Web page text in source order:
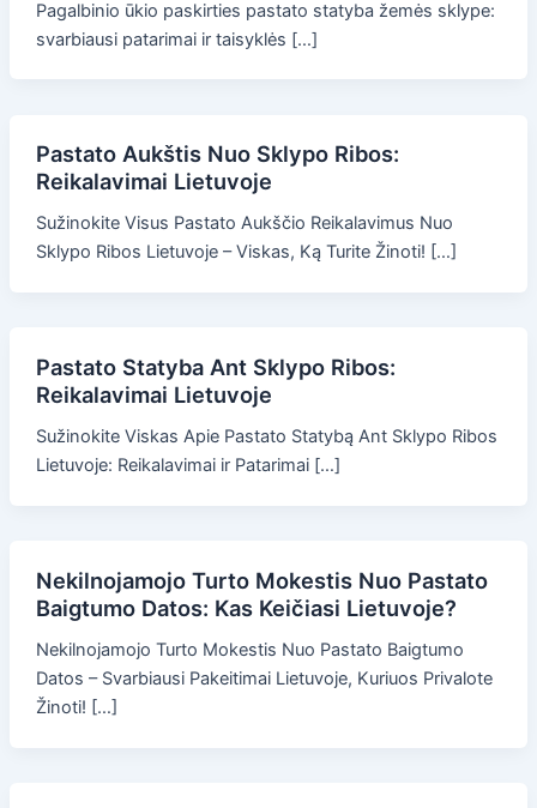
Pagalbinio ūkio paskirties pastato statyba žemės sklype:
svarbiausi patarimai ir taisyklės […]
Pastato Aukštis Nuo Sklypo Ribos:
Reikalavimai Lietuvoje
Sužinokite Visus Pastato Aukščio Reikalavimus Nuo
Sklypo Ribos Lietuvoje – Viskas, Ką Turite Žinoti! […]
Pastato Statyba Ant Sklypo Ribos:
Reikalavimai Lietuvoje
Sužinokite Viskas Apie Pastato Statybą Ant Sklypo Ribos
Lietuvoje: Reikalavimai ir Patarimai […]
Nekilnojamojo Turto Mokestis Nuo Pastato
Baigtumo Datos: Kas Keičiasi Lietuvoje?
Nekilnojamojo Turto Mokestis Nuo Pastato Baigtumo
Datos – Svarbiausi Pakeitimai Lietuvoje, Kuriuos Privalote
Žinoti! […]